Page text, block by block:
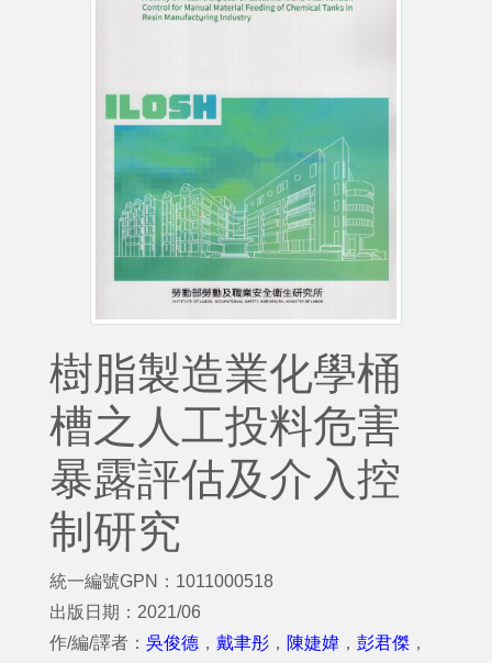
樹脂製造業化學桶
槽之人工投料危害
暴露評估及介入控
制研究
統一編號GPN：1011000518
出版日期：2021/06
作/編/譯者： 吳俊德 ， 戴聿彤 ， 陳婕媁 ， 彭君傑 ，